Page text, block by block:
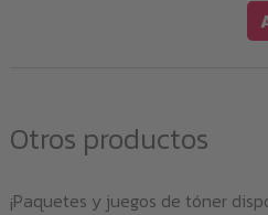
Otros productos
¡Paquetes y juegos de tóner